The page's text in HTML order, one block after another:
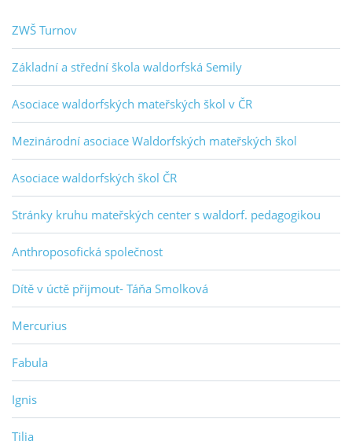
ZWŠ Turnov
Základní a střední škola waldorfská Semily
Asociace waldorfských mateřských škol v ČR
Mezinárodní asociace Waldorfských mateřských škol
Asociace waldorfských škol ČR
Stránky kruhu mateřských center s waldorf. pedagogikou
Anthroposofická společnost
Dítě v úctě přijmout- Táňa Smolková
Mercurius
Fabula
Ignis
Tilia